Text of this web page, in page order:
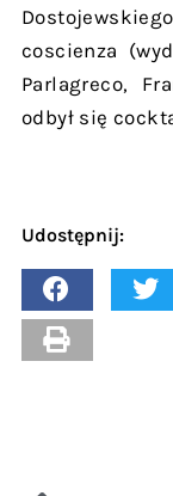
coscienza
Parlagreco,
odbył się
Udostępnij: